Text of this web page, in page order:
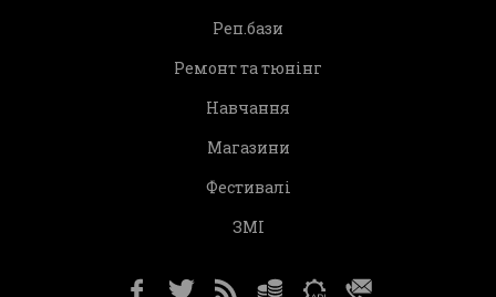
Реп.бази
Ремонт та тюнінг
Навчання
Магазини
Фестивалі
ЗМІ